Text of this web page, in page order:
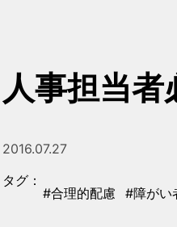
人事担当
投稿日
2016.07.27
タグ：
タグ
#合理的配慮
タグ
#障がい